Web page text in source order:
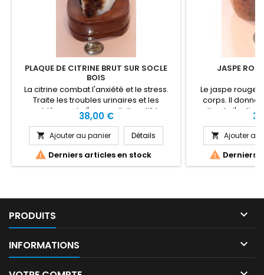
PLAQUE DE CITRINE BRUT SUR SOCLE
BOIS
La citrine combat l'anxiété et le stress.
Traite les troubles urinaires et les
problèmes de l'appareil digestif. La
Citrine nous aides a surmonter les
difficultés et accroit l'endurance
physique. La Citrine est bénéfique pour
l'abandon du passé, l'espression libre, la
concentration, la dépression, la
Prix
38,00 €
 Ajouter au panier Détails
 Derniers articles en stock
JASPE
Le jaspe rouge
corps. Il donne
stimule
donne un
une force dans
rouge est
renaissance, les
les organes
 Ajouter au
 Derniers
PRODUITS 
INFORMATIONS 